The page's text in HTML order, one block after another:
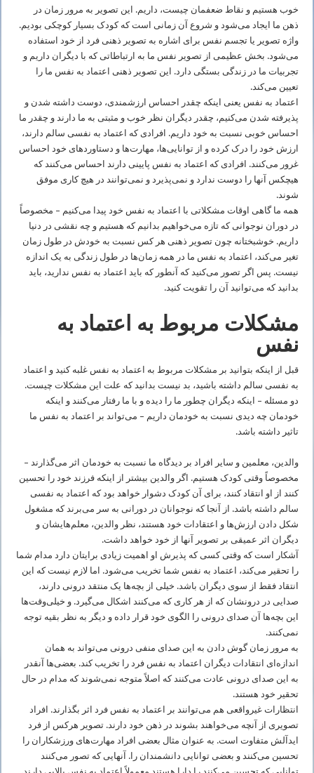
خوب هستیم و نقاط ضعفمان چیست، داریم. این تصویر به مرور زمان در
ذهن ما ایجاد می‌شود و شروع آن زمانی است که کودک بسیار کوچکی بودیم.
واژه تصویر یا تجسم نفس برای اشاره به تصویر ذهنی فرد از خود استفاده
می‌شود. بخش عظیمی از تصویر نفس ما به ارتباطاتی که با دیگران داریم و
تجربیات ما در زندگی بستگی دارد. این تصویر ذهنی اعتماد به‌ نفس ما را
تعیین می‌کند.
اعتماد به ‌نفس یعنی اینکه چقدر احساس ارزشمندی، دوست داشته شدن و
پذیرفته شدن می‌کنیم، چقدر دیگران نظر خوب و مثبتی به ما دارند و چقدر ما
احساس خوبی نسبت به خود داریم. افرادی که اعتماد به‌ نفسی سالم دارند،
ارزش خود را درک کرده و از توانایی‌ها، مهارت‌ها و دستاوردهای خود احساس
غرور می‌کنند. افرادی که اعتماد به ‌نفس پایینی دارند احساس می‌کنند که
هیچکس آنها را دوست ندارد و نمی‌پذیرد و نمی‌توانند در هیچ کاری موفق
شوند.
همه ما گاهی اوقات مشکلاتی با اعتماد به‌ نفس خود پیدا می‌کنیم – مخصوصاً
در دوران نوجوانی که تازه می‌خواهیم بدانیم که هستیم و چه نقشی در دنیا
داریم. خوشبختانه چون تصویر ذهنی هر کس نسبت به خودش در طول زمان
تغیر می‌کند، اعتماد به‌ نفس ما در همه زمان‌ها در طول زندگی به یک اندازه
نیست. پس اگر تصور می‌کنید که آنطور که باید اعتماد به‌ نفس ندارید، باید
بدانید که می‌توانید آن را تقویت کنید.
مشکلات مربوط به اعتماد به
نفس
قبل از اینکه بتوانید بر مشکلات مربوط به اعتماد به ‌نفس غلبه کنید و اعتماد
به ‌نفسی سالم داشته باشید، بد نیست بدانید که علت این مشکلات چیست.
دو مسئله – اینکه دیگران چطور ما را دیده و با ما رفتار می‌کنند و اینکه
خودمان چه دیدی نسبت به خودمان داریم – می‌تواند بر اعتماد به ‌نفس ما
تاثیر داشته باشد.
والدین، معلمین و سایر افراد بر دیدگاه ما نسبت به خودمان اثر می‌گذارند –
مخصوصاً وقتی کودک هستیم. اگر والدین بیشتر از اینکه فرزند خود را تحسین
کنند از او انتقاد کنند، برای آن کودک دشوار خواهد بود که اعتماد به ‌نفسی
سالم داشته باشد. از آنجا که نوجوانان در دورانی به سر می‌برند که مشغول
شکل دادن ارزش‌ها و اعتقادات خود هستند، نظر والدین، معلم‌هایشان و
دیگران اثر عمیقی بر تصویر آنها از خود خواهد داشت.
آشکار است که وقتی کسی که پذیرش او اهمیت زیادی برایتان دارد مدام شما
را تحقیر می‌کند، اعتماد به‌ نفس شما تخریب می‌شود. اما لازم نیست که این
انتقاد فقط از سوی دیگران باشد. خیلی از بچه‌ها یک منتقد درونی دارند،
صدایی در درونشان که از هر کاری که می‌کنند اشکال می‌گیرد. و خیلی‌وقت‌ها
این بچه‌ها آن صدای درونی را الگوی خود قرار داده و دیگر به نظر بقیه توجه
نمی‌کنند.
به مرور زمان گوش دادن به این صدای منفی درونی می‌تواند به همان
اندازه‌ای انتقادات دیگران اعتماد به‌ نفس فرد را تخریب کند. بعضی‌ها آنقدر
به این صدای درونی عادت می‌کنند که اصلاً متوجه نمی‌شوند که مدام در حال
تحقیر خود هستند.
انتظارات غیرواقعی هم می‌توانند بر اعتماد به‌ نفس فرد اثر بگذارند. افراد
تصویری از آنچه می‌خواهند بشوند در ذهن خود دارند. تصویر هرکس از فرد
ایدآلش متفاوت است. به عنوان مثال بعضی افراد مهارت‌های ورزشکاران را
تحسین می‌کنند و بعضی توانایی دانشمندان را. آنهایی که تصور می‌کنند